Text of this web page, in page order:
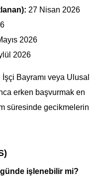
27 Nisan 2026
2026
2026
Bayramı veya Ulusal
erken başvurmak en
süresinde gecikmelerin
işlenebilir mi?